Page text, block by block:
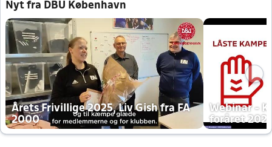
Nyt fra DBU København
Årets Frivillige 2025, Liv Gish fra FA
2000
Webinar -
foråret